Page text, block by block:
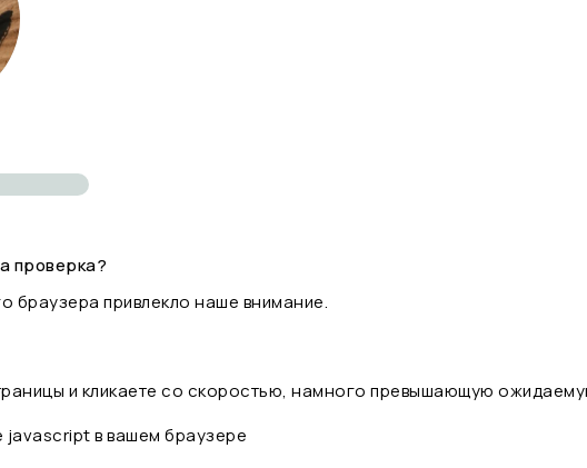
проверка?
браузера привлекло наше внимание.
и кликаете со скоростью, намного превышающую
в вашем браузере